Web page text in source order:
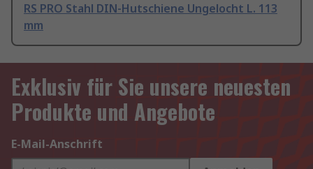
RS PRO Stahl DIN-Hutschiene Ungelocht L. 113
mm
Exklusiv für Sie unsere neuesten
Produkte und Angebote
E-Mail-Anschrift